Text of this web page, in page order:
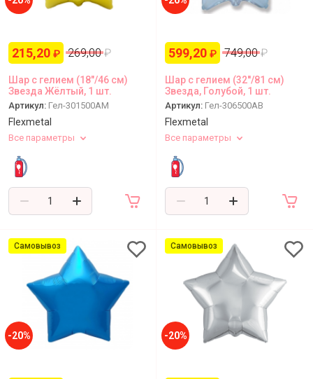
215,20 ₽ 269,00 ₽
Шар с гелием (18"/46 см)
Звезда Жёлтый, 1 шт.
Артикул: Гел-301500AM
Flexmetal
Все параметры
599,20 ₽ 749,00 ₽
Шар с гелием (32''/81 см)
Звезда, Голубой, 1 шт.
Артикул: Гел-306500AB
Flexmetal
Все параметры
Самовывоз
-20%
Самовывоз
-20%